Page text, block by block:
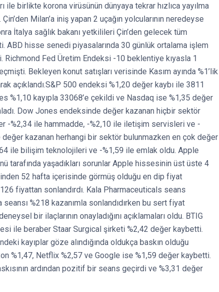
ile birlikte korona virüsünün dünyaya tekrar hızlıca yayılma
Milan’a iniş yapan 2 uçağın yolcularının neredeyse
İtalya sağlık bakanı yetkilileri Çin’den gelecek tüm
ABD hisse senedi piyasalarında 30 günlük ortalama işlem
Richmond Fed Üretim Endeksi -10 beklentiye kıyasla 1
Bekleyen konut satışları verisinde Kasım ayında %1’lik
açıklandı.S&P 500 endeksi %1,20 değer kaybı ile 3811
%1,10 kayıpla 33068’e çekildi ve Nasdaq ise %1,35 değer
Dow Jones endeksinde değer kazanan hiçbir sektör
-%2,34 ile hammadde, -%2,10 ile iletişim servisleri ve -
kazanan herhangi bir sektör bulunmazken en çok değer
ile bilişim teknolojileri ve -%1,59 ile emlak oldu. Apple
tarafında yaşadıkları sorunlar Apple hissesinin üst üste 4
52 hafta içerisinde görmüş olduğu en dip fiyat
fiyattan sonlandırdı. Kala Pharmaceuticals seans
%218 kazanımla sonlandıdırken bu sert fiyat
bir ilaçlarının onayladığını açıklamaları oldu. BTIG
ile beraber Staar Surgical şirketi %2,42 değer kaybetti.
kayıplar göze alındığında oldukça baskın olduğu
%1,47, Netflix %2,57 ve Google ise %1,59 değer kaybetti.
ardından pozitif bir seans geçirdi ve %3,31 değer